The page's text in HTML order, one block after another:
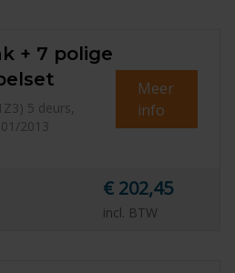
+ 7 polige
5 deurs,
2013
Meer
info
€ 202,45
incl. BTW